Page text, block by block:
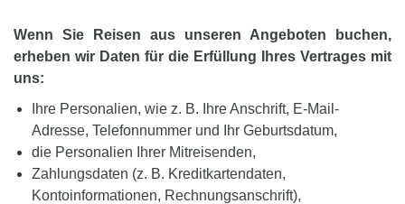
Wenn Sie Reisen aus unseren Angeboten buchen,
erheben wir Daten für die Erfüllung Ihres Vertrages mit
uns:
Ihre Personalien, wie z. B. Ihre Anschrift, E-Mail-
Adresse, Telefonnummer und Ihr Geburtsdatum,
die Personalien Ihrer Mitreisenden,
Zahlungsdaten (z. B. Kreditkartendaten,
Kontoinformationen, Rechnungsanschrift),